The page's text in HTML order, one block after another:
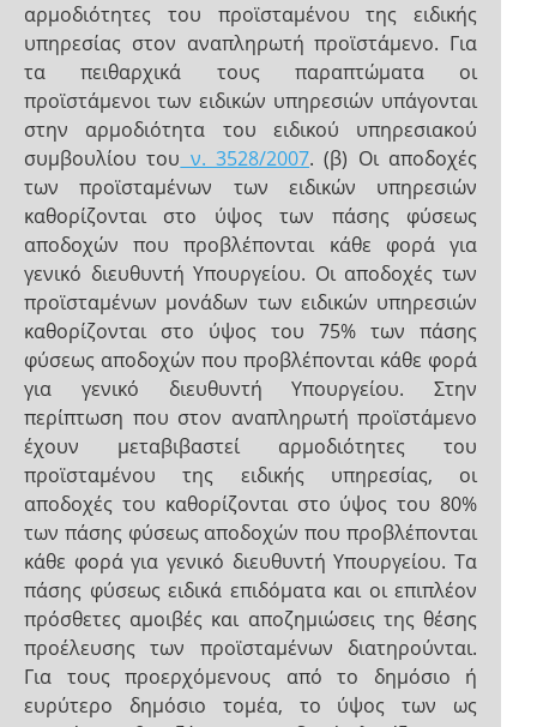
αρμοδιότητες του προϊσταμένου της ειδικής
υπηρεσίας στον αναπληρωτή προϊστάμενο. Για
τα πειθαρχικά τους παραπτώματα οι
προϊστάμενοι των ειδικών υπηρεσιών υπάγονται
στην αρμοδιότητα του ειδικού υπηρεσιακού
συμβουλίου του ν. 3528/2007. (β) Οι αποδοχές
των προϊσταμένων των ειδικών υπηρεσιών
καθορίζονται στο ύψος των πάσης φύσεως
αποδοχών που προβλέπονται κάθε φορά για
γενικό διευθυντή Υπουργείου. Οι αποδοχές των
προϊσταμένων μονάδων των ειδικών υπηρεσιών
καθορίζονται στο ύψος του 75% των πάσης
φύσεως αποδοχών που προβλέπονται κάθε φορά
για γενικό διευθυντή Υπουργείου. Στην
περίπτωση που στον αναπληρωτή προϊστάμενο
έχουν μεταβιβαστεί αρμοδιότητες του
προϊσταμένου της ειδικής υπηρεσίας, οι
αποδοχές του καθορίζονται στο ύψος του 80%
των πάσης φύσεως αποδοχών που προβλέπονται
κάθε φορά για γενικό διευθυντή Υπουργείου. Τα
πάσης φύσεως ειδικά επιδόματα και οι επιπλέον
πρόσθετες αμοιβές και αποζημιώσεις της θέσης
προέλευσης των προϊσταμένων διατηρούνται.
Για τους προερχόμενους από το δημόσιο ή
ευρύτερο δημόσιο τομέα, το ύψος των ως